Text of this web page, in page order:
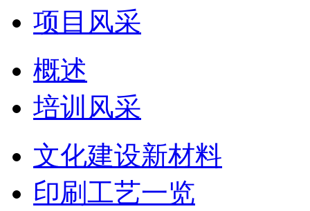
项目风采
概述
培训风采
文化建设新材料
印刷工艺一览